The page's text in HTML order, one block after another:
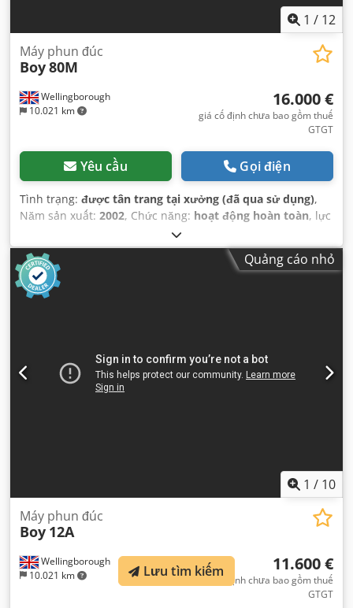
1 / 12
Wellingborough
10.021 km
Máy phun đúc
Boy80M
16.000 €
giá cố định chưa bao gồm thuế
GTGT
Yêu cầu Gọi điện
Tình trạng: được tân trang tại xưởng (đã qua sử dụng),
Năm sản xuất: 2002, Chức năng: hoạt động hoàn toàn, lực
, đường kính trục vít:
phun:172 g,
Quảng cáo nhỏ
1 / 10
Wellingborough
10.021 km
Máy phun đúc
Boy 12A
11.600 €
giá cố định chưa bao gồm thuế
GTGT
Lưu tìm kiếm